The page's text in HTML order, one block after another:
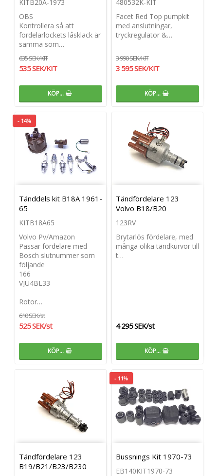
KITB20A-1973
OBS
Kontrollera så att
fördelarlockets låsklack är
samma som…
635 SEK/KIT
535 SEK/KIT
KÖP…
480532K-KIT
Facet Red Top pumpkit
med anslutningar,
tryckregulator &…
3 990 SEK/KIT
3 595 SEK/KIT
KÖP…
- 14%
Tänddels kit B18A 1961-
65
KITB18A65
Volvo Pv/Amazon
Passar fördelare med
Bosch slutnummer som
följande
166
VJU4BL33
Rotor…
610 SEK/st
525 SEK/st
KÖP…
Tändfördelare 123
Volvo B18/B20
123RV
Brytarlös fördelare, med
många olika tändkurvor till
t…
4 295 SEK/st
KÖP…
Tändfördelare 123
B19/B21/B23/B230
- 11%
Bussnings Kit 1970-73
EB140KIT1970-73